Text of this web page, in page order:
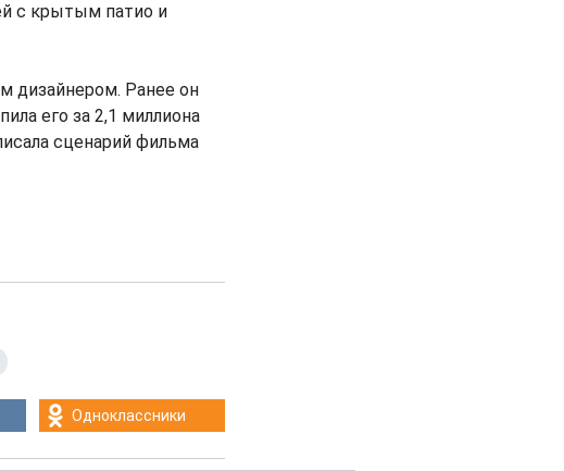
с крытым патио и
дизайнером. Ранее он
его за 2,1 миллиона
сценарий фильма
Одноклассники